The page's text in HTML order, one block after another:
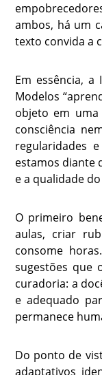
ambos, há um
texto convida a
Em essência,
Modelos
objeto em
consciência
regularidades
estamos diante
e a qualidade
O primeiro
aulas, criar
consome
sugestões que
curadoria: a
e adequado
permanece
Do ponto de
adaptativos